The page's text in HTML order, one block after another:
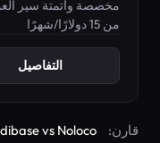
مخصصة وأتمتة سير
من 15 دولارًا/شهرًا
التفاصيل
قارن:
vs Noloco